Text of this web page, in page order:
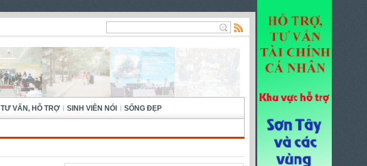
TƯ VẤN, HỖ TRỢ SINH VIÊN NÓI SỐNG ĐẸP